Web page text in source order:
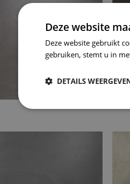
Deze website
Deze website gebruikt
gebruiken, stemt u in
DETAILS